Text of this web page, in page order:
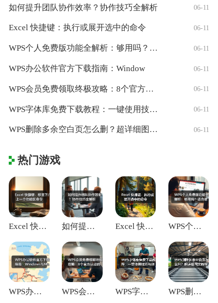
如何提升团队协作效率？协作技巧全解析 06-11
Excel 快捷键：执行或展开选中的命令 06-11
WPS个人免费版功能全解析：够用吗？适合 06-11
WPS办公软件官方下载指南：Window 06-11
WPS会员免费领取终极攻略：8个官方认证 06-11
WPS字体库免费下载教程：一键使用技巧与 06-11
WPS删除多余空白页怎么删？超详细图文教 06-11
热门游戏
Excel 快捷键：移至下/上一个功能区 如何提升团队协作效率？协作技巧全解析 Excel 快捷键：执行或展开选中的命令 WPS个人免费版功能全解析：够用吗？适合
WPS办公软件官方下载指南：Window WPS会员免费领取终极攻略：8个官方认证 WPS字体库免费下载教程：一键使用技巧与 WPS删除多余空白页怎么删？超详细图文教